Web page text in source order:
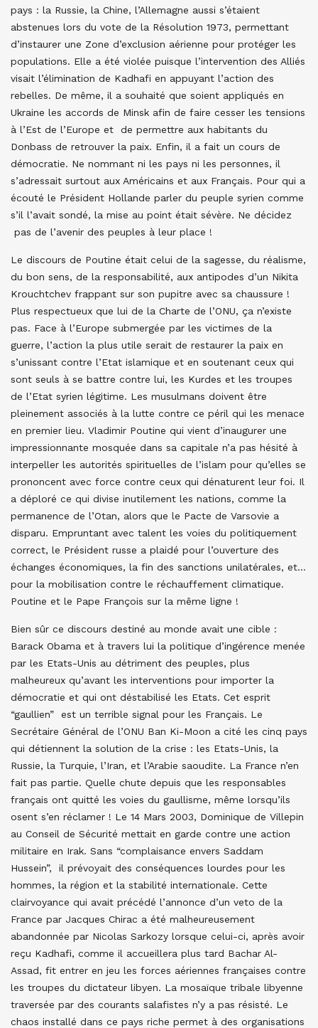
pays : la Russie, la Chine, l’Allemagne aussi s’étaient
abstenues lors du vote de la Résolution 1973, permettant
d’instaurer une Zone d’exclusion aérienne pour protéger les
populations. Elle a été violée puisque l’intervention des Alliés
visait l’élimination de Kadhafi en appuyant l’action des
rebelles. De même, il a souhaité que soient appliqués en
Ukraine les accords de Minsk afin de faire cesser les tensions
à l’Est de l’Europe et de permettre aux habitants du
Donbass de retrouver la paix. Enfin, il a fait un cours de
démocratie. Ne nommant ni les pays ni les personnes, il
s’adressait surtout aux Américains et aux Français. Pour qui a
écouté le Président Hollande parler du peuple syrien comme
s’il l’avait sondé, la mise au point était sévère. Ne décidez
pas de l’avenir des peuples à leur place !
Le discours de Poutine était celui de la sagesse, du réalisme,
du bon sens, de la responsabilité, aux antipodes d’un Nikita
Krouchtchev frappant sur son pupitre avec sa chaussure !
Plus respectueux que lui de la Charte de l’ONU, ça n’existe
pas. Face à l’Europe submergée par les victimes de la
guerre, l’action la plus utile serait de restaurer la paix en
s’unissant contre l’Etat islamique et en soutenant ceux qui
sont seuls à se battre contre lui, les Kurdes et les troupes
de l’Etat syrien légitime. Les musulmans doivent être
pleinement associés à la lutte contre ce péril qui les menace
en premier lieu. Vladimir Poutine qui vient d’inaugurer une
impressionnante mosquée dans sa capitale n’a pas hésité à
interpeller les autorités spirituelles de l’islam pour qu’elles se
prononcent avec force contre ceux qui dénaturent leur foi. Il
a déploré ce qui divise inutilement les nations, comme la
permanence de l’Otan, alors que le Pacte de Varsovie a
disparu. Empruntant avec talent les voies du politiquement
correct, le Président russe a plaidé pour l’ouverture des
échanges économiques, la fin des sanctions unilatérales, et…
pour la mobilisation contre le réchauffement climatique.
Poutine et le Pape François sur la même ligne !
Bien sûr ce discours destiné au monde avait une cible :
Barack Obama et à travers lui la politique d’ingérence menée
par les Etats-Unis au détriment des peuples, plus
malheureux qu’avant les interventions pour importer la
démocratie et qui ont déstabilisé les Etats. Cet esprit
“gaullien” est un terrible signal pour les Français. Le
Secrétaire Général de l’ONU Ban Ki-Moon a cité les cinq pays
qui détiennent la solution de la crise : les Etats-Unis, la
Russie, la Turquie, l’Iran, et l’Arabie saoudite. La France n’en
fait pas partie. Quelle chute depuis que les responsables
français ont quitté les voies du gaullisme, même lorsqu’ils
osent s’en réclamer ! Le 14 Mars 2003, Dominique de Villepin
au Conseil de Sécurité mettait en garde contre une action
militaire en Irak. Sans “complaisance envers Saddam
Hussein”, il prévoyait des conséquences lourdes pour les
hommes, la région et la stabilité internationale. Cette
clairvoyance qui avait précédé l’annonce d’un veto de la
France par Jacques Chirac a été malheureusement
abandonnée par Nicolas Sarkozy lorsque celui-ci, après avoir
reçu Kadhafi, comme il accueillera plus tard Bachar Al-
Assad, fit entrer en jeu les forces aériennes françaises contre
les troupes du dictateur libyen. La mosaïque tribale libyenne
traversée par des courants salafistes n’y a pas résisté. Le
chaos installé dans ce pays riche permet à des organisations